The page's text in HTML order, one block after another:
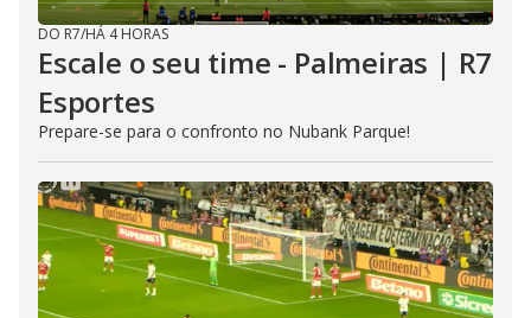
DO R7/HÁ 4 HORAS
Escale o seu time - Palmeiras | R7
Esportes
Prepare-se para o confronto no Nubank Parque!